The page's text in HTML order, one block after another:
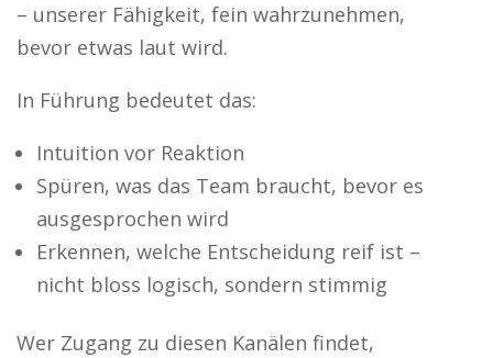
– unserer Fähigkeit, fein wahrzunehmen,
bevor etwas laut wird.
In Führung bedeutet das:
Intuition vor Reaktion
Spüren, was das Team braucht, bevor es
ausgesprochen wird
Erkennen, welche Entscheidung reif ist –
nicht bloss logisch, sondern stimmig
Wer Zugang zu diesen Kanälen findet,